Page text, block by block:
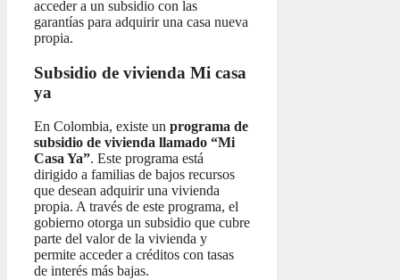
acceder a un subsidio con las
garantías para adquirir una casa nueva
propia.
Subsidio de vivienda Mi casa
ya
En Colombia, existe un programa de
subsidio de vivienda llamado “Mi
Casa Ya”. Este programa está
dirigido a familias de bajos recursos
que desean adquirir una vivienda
propia. A través de este programa, el
gobierno otorga un subsidio que cubre
parte del valor de la vivienda y
permite acceder a créditos con tasas
de interés más bajas.